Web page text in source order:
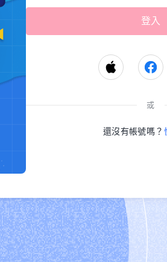
或
還沒有帳號嗎？